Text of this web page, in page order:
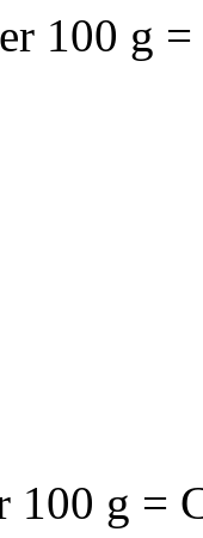
100 g
100 g =